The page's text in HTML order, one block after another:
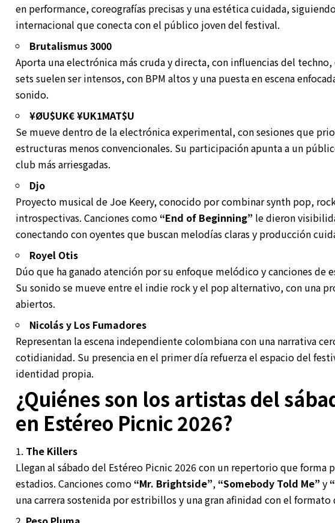
en performance, coreografías precisas y una estética cuidada,
internacional que conecta con el público joven del festival.
Brutalismus 3000
Aporta una electrónica más cruda y directa, con influencias del
sets suelen ser intensos, con BPM altos y una puesta en escena
sonido.
¥ØU$UK€ ¥UK1MAT$U
Se mueve dentro de la electrónica experimental, con sesiones que
estructuras menos convencionales. Su participación apunta a un
club más arriesgadas.
Djo
Proyecto musical de Joe Keery, conocido por combinar synth pop,
introspectivas. Canciones como“End of Beginning” le dieron
conectando con oyentes que buscan melodías claras y producción
Royel Otis
Dúo que ha ganado atención por su enfoque melódico y canciones de
Su sonido se mueve entre el indie rock y el pop alternativo, con una
abiertos.
Nicolás y Los Fumadores
Representan la escena independiente colombiana con una narrativa
cotidianidad. Su presencia en el primer día refuerza el espacio del
identidad propia.
¿Quiénes son los artistas del
en Estéreo Picnic 2026?
The Killers
Llegan al sábado del Estéreo Picnic 2026 con un repertorio que forma
estadios. Canciones como“Mr. Brightside”,“Somebody Told Me” y
una carrera sostenida por estribillos y una gran afinidad con el formato